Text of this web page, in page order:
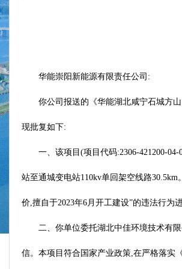
华能崇阳新能源有限责任公司:
你公司报送的《华能湖北咸宁石城方
现批复如下:
一、该项目(项目代码:2306-421200-
站至通城变电站110kv单回架空线路
价,擅自于2023年6月开工建设”的违法行为
二、你单位委托湖北中佳环境技术有
信。本项目符合国家产业政策,在严格落实